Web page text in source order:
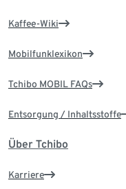
Kaffee-Wiki
Mobilfunklexikon
Tchibo MOBIL FAQs
Entsorgung / Inhaltsstoffe
Über Tchibo
Karriere